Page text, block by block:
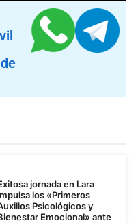
jornada en Lara
los «Primeros
Psicológicos y
Emocional» ante